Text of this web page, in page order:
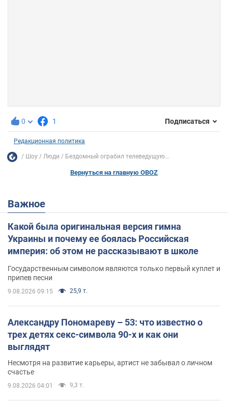
0 1 Подписаться
Редакционная политика
Шоу Люди Бездомный ограбил телеведущую...
Вернуться на главную OBOZ
Важное
Какой была оригинальная версия гимна
Украины и почему ее боялась Российская
империя: об этом не рассказывают в школе
Государственным символом являются только первый куплет и
припев песни
9.08.2026 09:15 25,9 т.
Александру Пономареву – 53: что известно о
трех детях секс-символа 90-х и как они
выглядят
Несмотря на развитие карьеры, артист не забывал о личном
счастье
9.08.2026 04:01 9,3 т.